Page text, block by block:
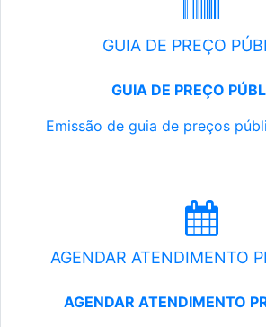
GUIA DE PREÇO
GUIA DE PREÇO
Emissão de guia de preços
AGENDAR ATENDIMENTO
AGENDAR ATENDIMENTO